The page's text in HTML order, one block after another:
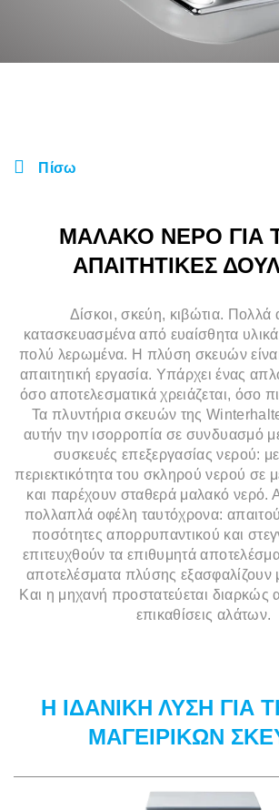
Πίσω
ΜΑΛΑΚΟ ΝΕΡΟ ΓΙΑ
ΑΠΑΙΤΗΤΙΚΕΣ
Δίσκοι, σκεύη, κιβώτια. Πολλά
κατασκευασμένα από ευαίσθητα
πολύ λερωμένα. Η πλύση σκευών
απαιτητική εργασία. Υπάρχει ένας
όσο αποτελεσματικά χρειάζεται, όσο
Τα πλυντήρια σκευών της
αυτήν την ισορροπία σε συνδυασμό
συσκευές επεξεργασίας νερού:
περιεκτικότητα του σκληρού νερού σε
και παρέχουν σταθερά μαλακό νερό.
πολλαπλά οφέλη ταυτόχρονα:
ποσότητες απορρυπαντικού και
επιτευχθούν τα επιθυμητά
αποτελέσματα πλύσης εξασφαλίζουν
Και η μηχανή προστατεύεται διαρκώς
επικαθίσεις αλάτων.
Η ΙΔΑΝΙΚΗ ΛΥΣΗ ΓΙΑ
ΜΑΓΕΙΡΙΚΩΝ